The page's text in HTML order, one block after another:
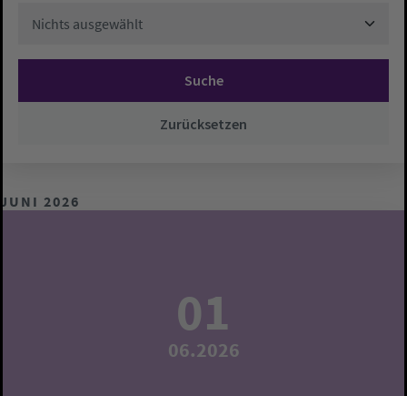
Nichts ausgewählt
Suche
Zurücksetzen
JUNI 2026
01
06.2026